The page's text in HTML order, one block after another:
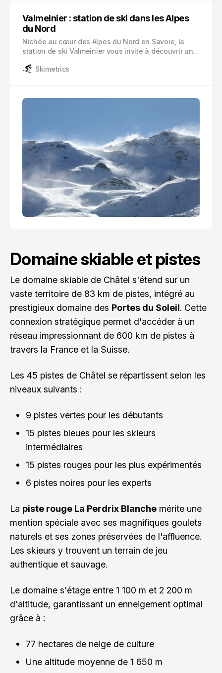
Valmeinier : station de ski dans les Alpes
du Nord
Nichée au cœur des Alpes du Nord en Savoie, la
station de ski Valmeinier vous invite à découvrir un
amateurs de glisse se distingue par son domaine
pistes qui relie Valmeinier à la station de Valloire.
Skimetrics
Domaine skiable et pistes
Le domaine skiable de Châtel s'étend sur un
vaste territoire de 83 km de pistes, intégré au
prestigieux domaine des Portes du Soleil. Cette
connexion stratégique permet d'accéder à un
réseau impressionnant de 600 km de pistes à
travers la France et la Suisse.
Les 45 pistes de Châtel se répartissent selon les
niveaux suivants :
9 pistes vertes pour les débutants
15 pistes bleues pour les skieurs
intermédiaires
15 pistes rouges pour les plus expérimentés
6 pistes noires pour les experts
La piste rouge La Perdrix Blanche mérite une
mention spéciale avec ses magnifiques goulets
naturels et ses zones préservées de l'affluence.
Les skieurs y trouvent un terrain de jeu
authentique et sauvage.
Le domaine s'étage entre 1 100 m et 2 200 m
d'altitude, garantissant un enneigement optimal
grâce à :
77 hectares de neige de culture
Une altitude moyenne de 1 650 m